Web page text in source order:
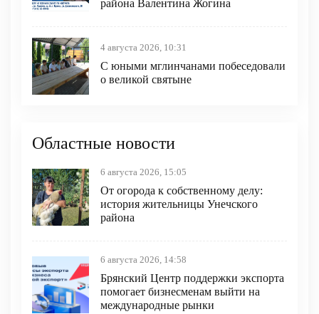
района Валентина Жогина
4 августа 2026, 10:31
С юными мглинчанами побеседовали
о великой святыне
Областные новости
6 августа 2026, 15:05
От огорода к собственному делу:
история жительницы Унечского
района
6 августа 2026, 14:58
Брянский Центр поддержки экспорта
помогает бизнесменам выйти на
международные рынки